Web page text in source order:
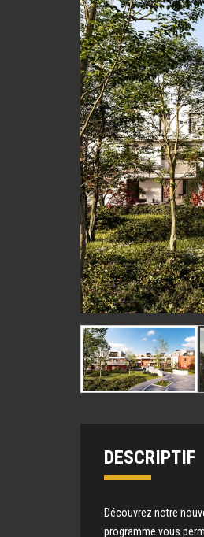
DESCRIPTIF
Découvrez notre
programme vous